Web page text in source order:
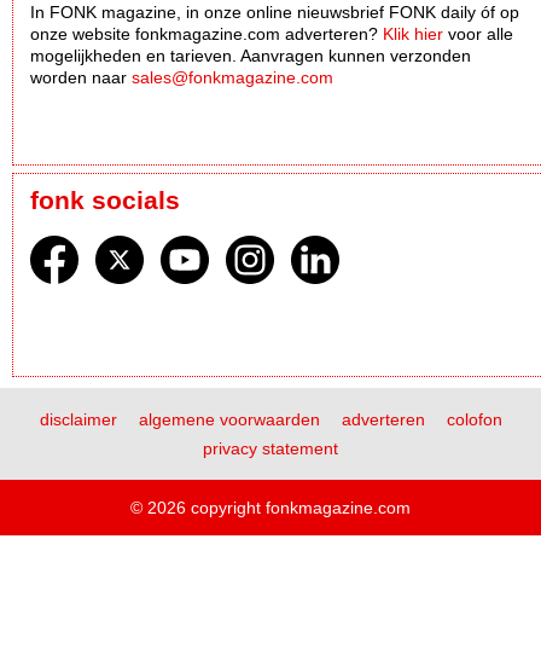
In FONK magazine, in onze online nieuwsbrief FONK daily óf op
onze website fonkmagazine.com adverteren? Klik hier voor alle
mogelijkheden en tarieven. Aanvragen kunnen verzonden
worden naar sales@fonkmagazine.com
fonk socials
disclaimer algemene voorwaarden adverteren
colofon
privacy statement
© 2026 copyright fonkmagazine.com